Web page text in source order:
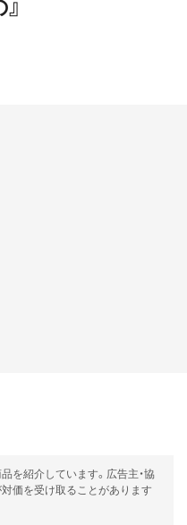
を紹介しています。広告主・協
価を受け取ることがあります